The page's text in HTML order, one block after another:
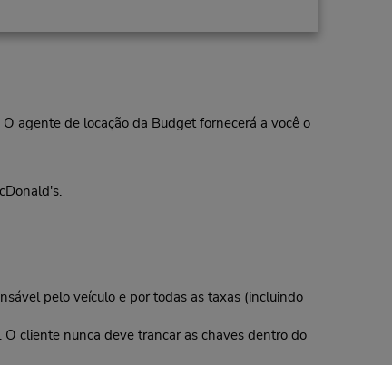
agente de locação da Budget fornecerá a você o
pelo veículo e por todas as taxas (incluindo
cliente nunca deve trancar as chaves dentro do